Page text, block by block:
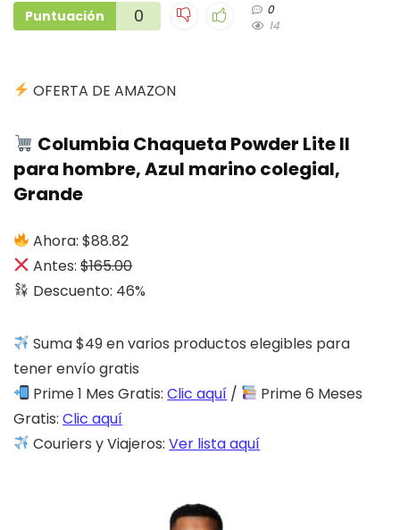
Puntuación 0
0
14
OFERTA DE AMAZON
Columbia Chaqueta Powder Lite II
para hombre, Azul marino colegial,
Grande
Ahora: $88.82
Antes:$165.00
Descuento: 46%
Suma $49 en varios productos elegibles para
tener envío gratis
Prime 1 Mes Gratis:Clic aquí /
Prime 6 Meses
Gratis: Clic aquí
Couriers y Viajeros:Ver lista aquí